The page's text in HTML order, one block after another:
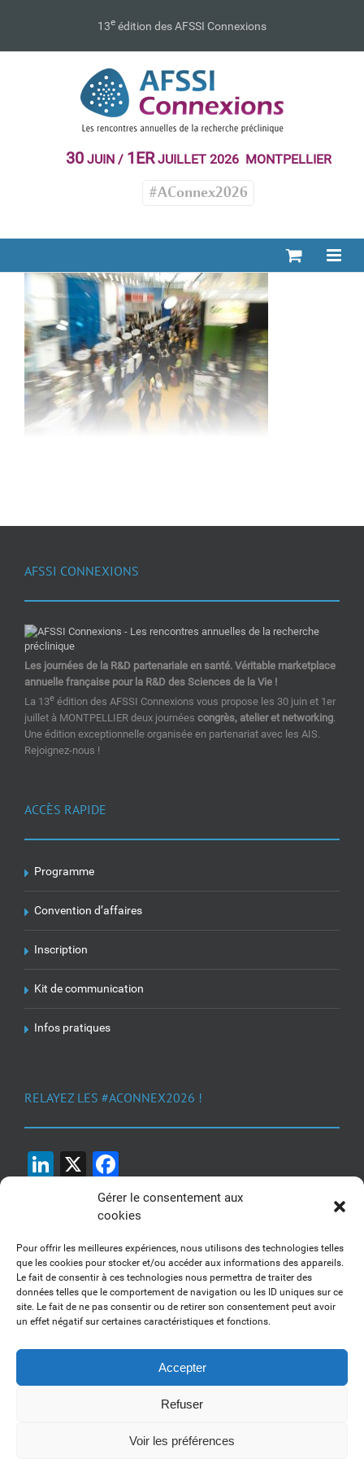
Gérer le consentement aux
cookies
Pour offrir les meilleures expériences, nous utilisons des technologies telles
que les cookies pour stocker et/ou accéder aux informations des appareils.
Le fait de consentir à ces technologies nous permettra de traiter des
données telles que le comportement de navigation ou les ID uniques sur ce
site. Le fait de ne pas consentir ou de retirer son consentement peut avoir
un effet négatif sur certaines caractéristiques et fonctions.
Accepter
Refuser
Voir les préférences
13e édition des AFSSI Connexions
30JUIN / 1ERJUILLET 2026 MONTPELLIER
#AConnex2026
AFSSI CONNEXIONS
Les journées de la R&D partenariale en santé. Véritable marketplace
annuelle française pour la R&D des Sciences de la Vie !
La 13e édition des AFSSI Connexions vous propose les 30 juin et 1er
juillet à MONTPELLIER deux journées congrès, atelier et networking.
Une édition exceptionnelle organisée en partenariat avec les AIS.
Rejoignez-nous !
ACCÈS RAPIDE
Programme
Convention d’affaires
Inscription
Kit de communication
Infos pratiques
RELAYEZ LES #ACONNEX2026 !
LinkedIn
X
1, 2, 3... Buzzez !
Découvrez nos kits communication